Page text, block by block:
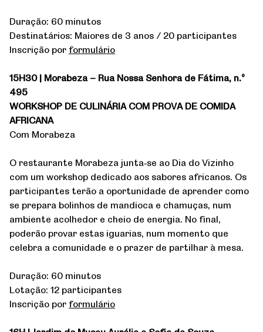
Duração: 60 minutos
Destinatários: Maiores de 3 anos / 20 participantes
Inscrição por formulário
15H30 | Morabeza – Rua Nossa Senhora de Fátima, n.º
495
WORKSHOP DE CULINÁRIA COM PROVA DE COMIDA
AFRICANA
Com Morabeza
O restaurante Morabeza junta‑se ao Dia do Vizinho
com um workshop dedicado aos sabores africanos. Os
participantes terão a oportunidade de aprender como
se prepara bolinhos de mandioca e chamuças, num
ambiente acolhedor e cheio de energia. No final,
poderão provar estas iguarias, num momento que
celebra a comunidade e o prazer de partilhar à mesa.
Duração: 60 minutos
Lotação: 12 participantes
Inscrição por formulário